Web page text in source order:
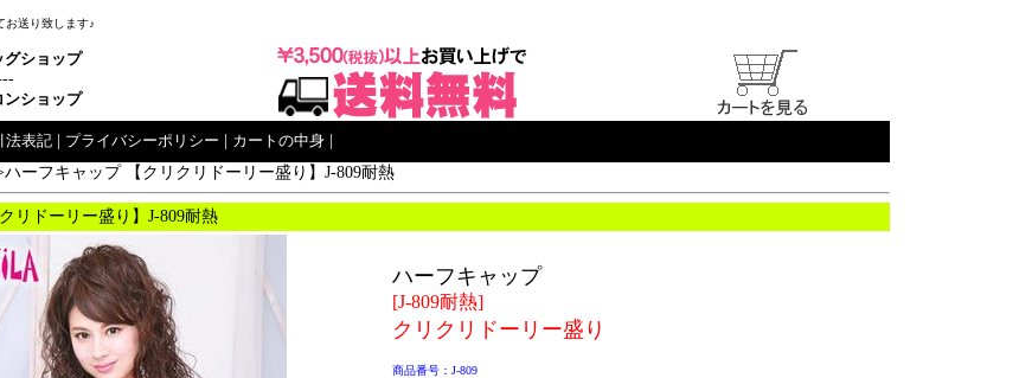
お送り致します♪
グショップ
ンショップ
法表記 プライバシーポリシー カートの中身
ハーフキャップ 【クリクリドーリー盛り】J-809耐熱
リドーリー盛り】J-809耐熱
ハーフキャップ
[J-809耐熱]
クリクリドーリー盛り
商品番号：J-809